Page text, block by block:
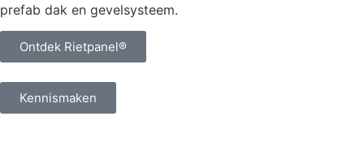
prefab dak en gevelsysteem.
Ontdek Rietpanel®
Kennismaken